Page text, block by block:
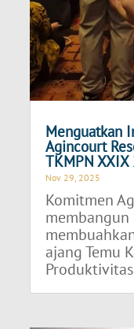
Menguatkan
Agincourt
TKMPN XXIX
Nov 29, 2025
Komitmen
ajang Temu